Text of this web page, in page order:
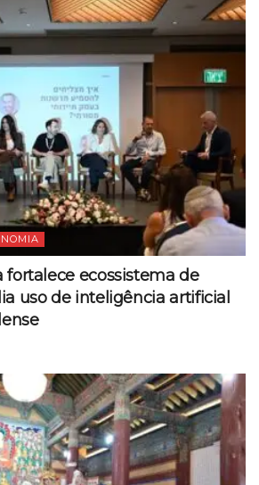
fortalece ecossistema de
uso de inteligência artificial